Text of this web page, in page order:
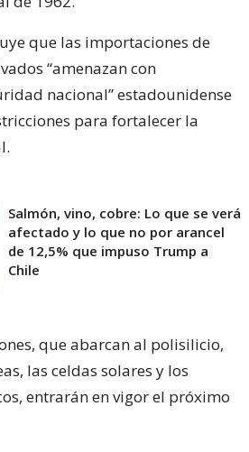
que las importaciones de
“amenazan con
nacional” estadounidense
para fortalecer la
Salmón, vino, cobre: Lo que se verá
afectado y lo que no por arancel
de 12,5% que impuso Trump a
Chile
que abarcan al polisilicio,
las celdas solares y los
entrarán en vigor el próximo